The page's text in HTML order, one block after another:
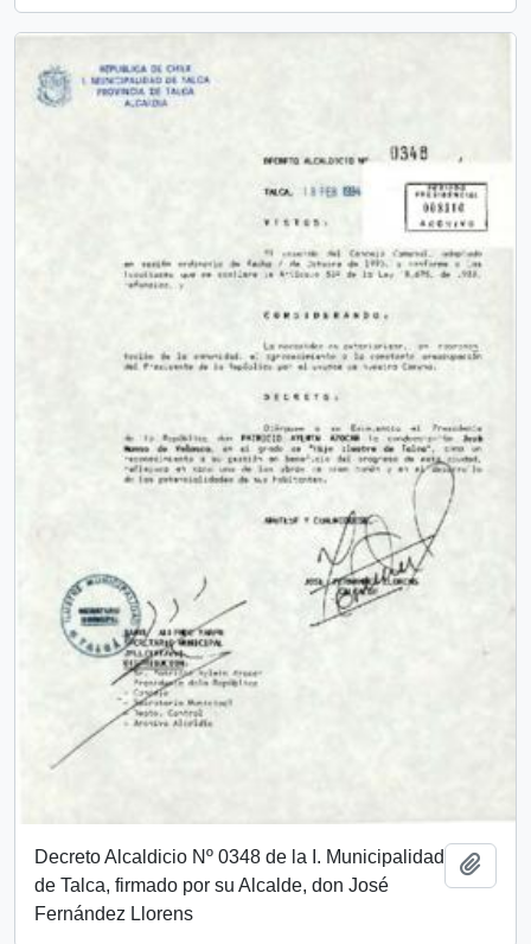
Decreto Alcaldicio Nº 0348 de la I. Municipalidad
de Talca, firmado por su Alcalde, don José
Fernández Llorens